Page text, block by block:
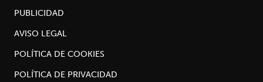
PUBLICIDAD
AVISO LEGAL
POLÍTICA DE COOKIES
POLÍTICA DE PRIVACIDAD